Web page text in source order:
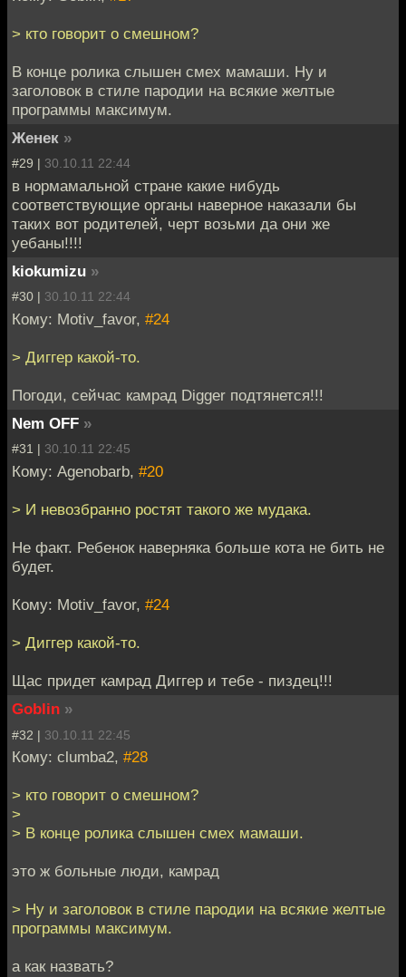
> кто говорит о смешном?
В конце ролика слышен смех мамаши. Ну и
заголовок в стиле пародии на всякие желтые
программы максимум.
Женек »
#29 | 30.10.11 22:44
в нормамальной стране какие нибудь
соответствующие органы наверное наказали бы
таких вот родителей, черт возьми да они же
уебаны!!!!
kiokumizu »
#30 | 30.10.11 22:44
Кому: Motiv_favor, #24
> Диггер какой-то.
Погоди, сейчас камрад Digger подтянется!!!
Nem OFF »
#31 | 30.10.11 22:45
Кому: Agenobarb, #20
> И невозбранно ростят такого же мудака.
Не факт. Ребенок наверняка больше кота не бить не
будет.
Кому: Motiv_favor, #24
> Диггер какой-то.
Щас придет камрад Диггер и тебе - пиздец!!!
Goblin »
#32 | 30.10.11 22:45
Кому: clumba2, #28
> кто говорит о смешном?
>
> В конце ролика слышен смех мамаши.
это ж больные люди, камрад
> Ну и заголовок в стиле пародии на всякие желтые
программы максимум.
а как назвать?